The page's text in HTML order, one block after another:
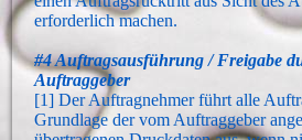
erforderlich machen.
#4 Auftragsausführung / Freigabe
Auftraggeber
[1] Der Auftragnehmer führt alle
Grundlage der vom Auftraggeber